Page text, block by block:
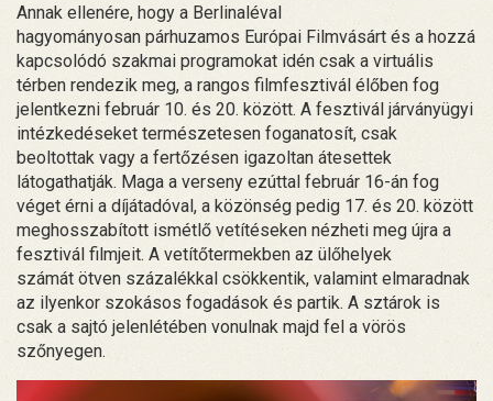
Annak ellenére, hogy a Berlinaléval
hagyományosan párhuzamos Európai Filmvásárt és a hozzá
kapcsolódó szakmai programokat idén csak a virtuális
térben rendezik meg, a rangos filmfesztivál élőben fog
jelentkezni február 10. és 20. között. A fesztivál járványügyi
intézkedéseket természetesen foganatosít, csak
beoltottak vagy a fertőzésen igazoltan átesettek
látogathatják. Maga a verseny ezúttal február 16-án fog
véget érni a díjátadóval, a közönség pedig 17. és 20. között
meghosszabított ismétlő vetítéseken nézheti meg újra a
fesztivál filmjeit. A vetítőtermekben az ülőhelyek
számát ötven százalékkal csökkentik, valamint elmaradnak
az ilyenkor szokásos fogadások és partik. A sztárok is
csak a sajtó jelenlétében vonulnak majd fel a vörös
szőnyegen.